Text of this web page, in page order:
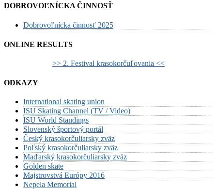
DOBROVOĽNÍCKA ČINNOSŤ
Dobrovoľnícka činnosť 2025
ONLINE RESULTS
>> 2. Festival krasokorčuľovania <<
ODKAZY
International skating union
ISU Skating Channel (TV / Video)
ISU World Standings
Slovenský športový portál
Český krasokorčuliarsky zväz
Poľský krasokorčuliarsky zväz
Maďarský krasokorčuliarsky zväz
Golden skate
Majstrovstvá Európy 2016
Nepela Memorial